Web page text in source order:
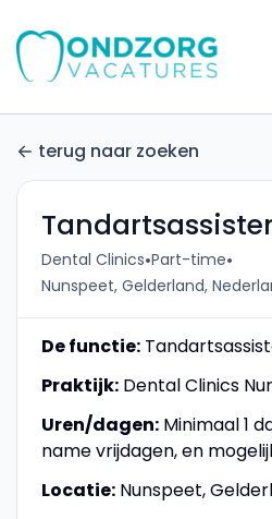
terug naar zoeken
Dental Clinics•Part-time•
Nunspeet, Gelderland,
De functie:
Praktijk:Dental Clinics
Uren/dagen:Minimaal 1
name vrijdagen, en
Locatie:Nunspeet,